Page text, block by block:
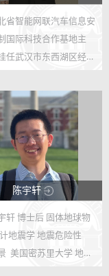
123
955
省智能网联汽车信息安
国际科技合作基地主
任武汉市东西湖区经济
长，武汉大学青年全球
、国家网络安全学院教
网络空间安全系-系主
安...
陈宇轩
123
12
轩 博士后 固体地球物
地震学 地震危险性
 美国密苏里大学 地质